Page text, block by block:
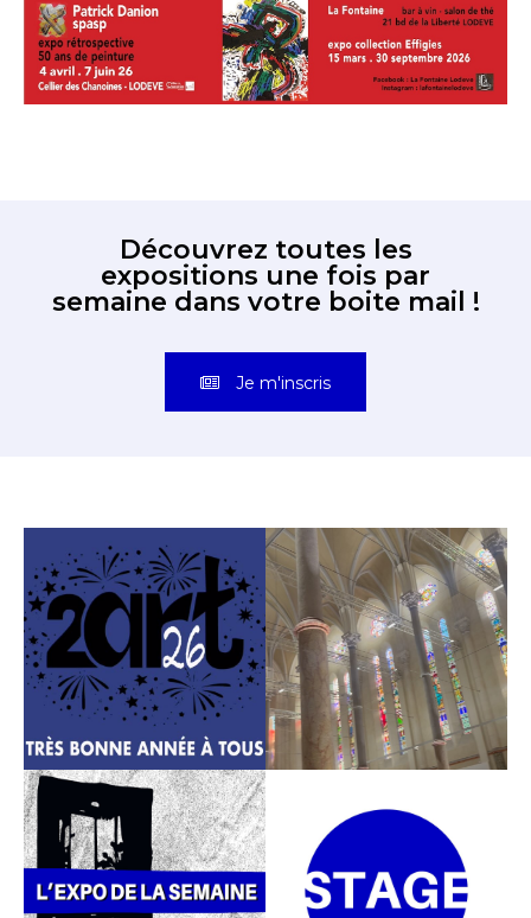
Découvrez toutes les
expositions une fois par
semaine dans votre boite mail !
Je m'inscris